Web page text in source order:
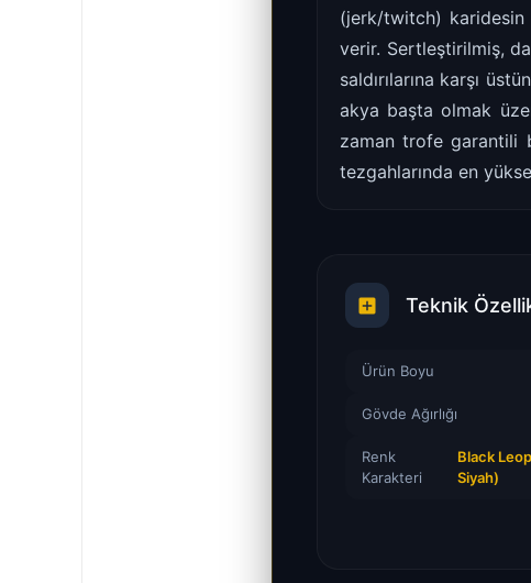
(jerk/twitch) karidesin
verir. Sertleştirilmiş,
saldırılarına karşı
akya başta olmak
zaman trofe garantili
tezgahlarında en
Teknik
Ürün Boyu
Gövde Ağırlığı
Renk
Karakteri
Black
Siyah)